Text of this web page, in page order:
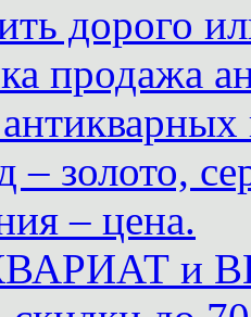
дорого
продажа
– золото,
– цена.
и